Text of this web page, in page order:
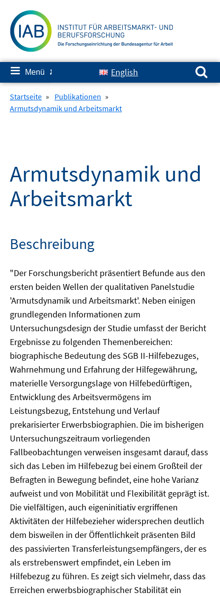
zum
Inhalt
≡ Menü ✘ English
Suchen nach:
Startseite » Publikationen »
Armutsdynamik und Arbeitsmarkt
Armutsdynamik und
Arbeitsmarkt
Beschreibung
"Der Forschungsbericht präsentiert Befunde aus den
ersten beiden Wellen der qualitativen Panelstudie
'Armutsdynamik und Arbeitsmarkt'. Neben einigen
grundlegenden Informationen zum
Untersuchungsdesign der Studie umfasst der Bericht
Ergebnisse zu folgenden Themenbereichen:
biographische Bedeutung des SGB II-Hilfebezuges,
Wahrnehmung und Erfahrung der Hilfegewährung,
materielle Versorgungslage von Hilfebedürftigen,
Entwicklung des Arbeitsvermögens im
Leistungsbezug, Entstehung und Verlauf
prekarisierter Erwerbsbiographien. Die im bisherigen
Untersuchungszeitraum vorliegenden
Fallbeobachtungen verweisen insgesamt darauf, dass
sich das Leben im Hilfebezug bei einem Großteil der
Befragten in Bewegung befindet, eine hohe Varianz
aufweist und von Mobilität und Flexibilität geprägt ist.
Die vielfältigen, auch eigeninitiativ ergriffenen
Aktivitäten der Hilfebezieher widersprechen deutlich
dem bisweilen in der Öffentlichkeit präsenten Bild
des passivierten Transferleistungsempfängers, der es
als erstrebenswert empfindet, ein Leben im
Hilfebezug zu führen. Es zeigt sich vielmehr, dass das
Erreichen erwerbsbiographischer Stabilität ein